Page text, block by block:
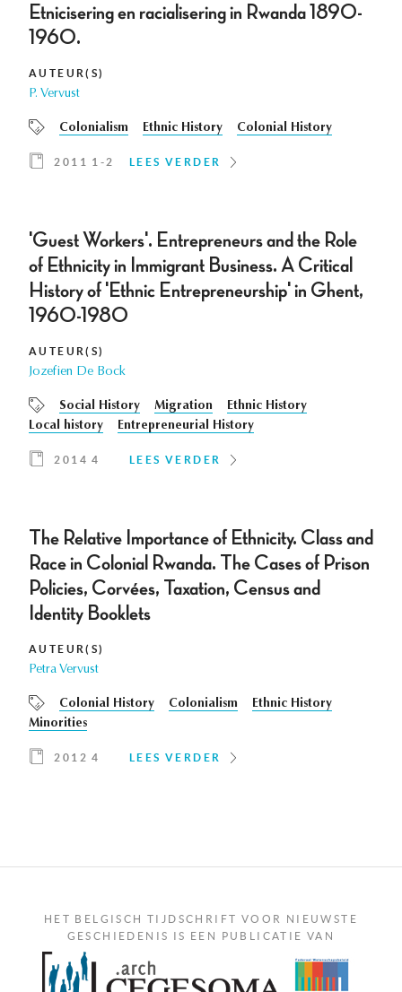
Etnicisering en racialisering in Rwanda 1890-
1960.
AUTEUR(S)
P. Vervust
Colonialism Ethnic History Colonial History
2011 1-2 LEES VERDER
'Guest Workers'. Entrepreneurs and the Role
of Ethnicity in Immigrant Business. A Critical
History of 'Ethnic Entrepreneurship' in Ghent,
1960-1980
AUTEUR(S)
Jozefien De Bock
Social History Migration
Ethnic History
Local history
Entrepreneurial History
2014 4 LEES VERDER
The Relative Importance of Ethnicity. Class and
Race in Colonial Rwanda. The Cases of Prison
Policies, Corvées, Taxation, Census and
Identity Booklets
AUTEUR(S)
Petra Vervust
Colonial History Colonialism
Ethnic History
Minorities
2012 4 LEES VERDER
HET BELGISCH TIJDSCHRIFT VOOR NIEUWSTE
GESCHIEDENIS IS EEN PUBLICATIE VAN